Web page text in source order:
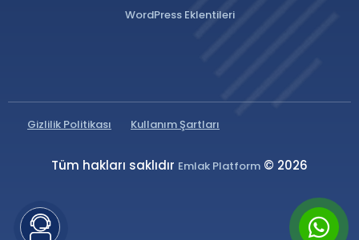
WordPress Eklentileri
Gizlilik Politikası Kullanım Şartları
Tüm hakları saklıdır Emlak Platform © 2026